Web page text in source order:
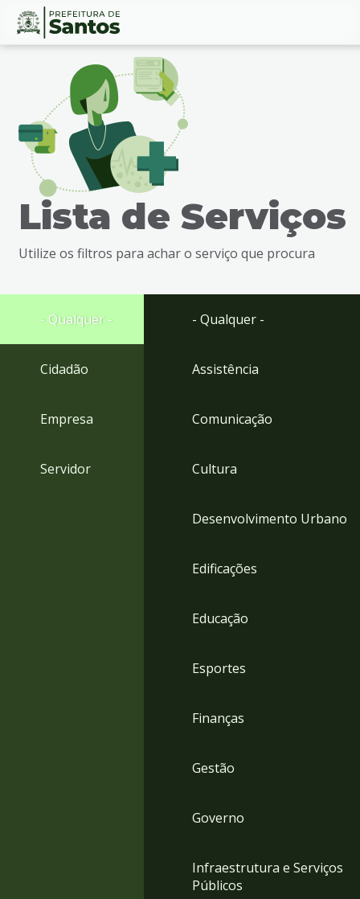
Ir
busca
Ir
rodapé
Conteúdo
Lista de Serviços
Utilize os filtros para achar o serviço que procura
- Qualquer -
Cidadão
Empresa
Servidor
- Qualquer -
Assistência
Comunicação
Cultura
Desenvolvimento Urbano
Edificações
Educação
Esportes
Finanças
Gestão
Governo
Infraestrutura e Serviços
Públicos